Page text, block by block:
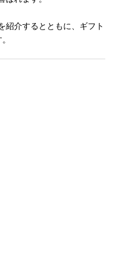
紹介するとともに、ギフト